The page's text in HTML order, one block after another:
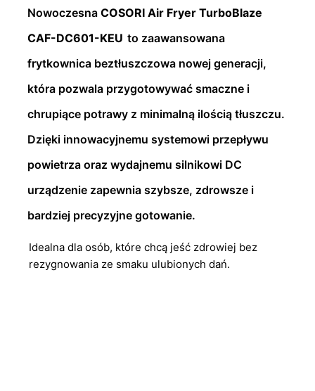
Nowoczesna COSORI Air Fryer TurboBlaze
CAF-DC601-KEU to zaawansowana
frytkownica beztłuszczowa nowej generacji,
która pozwala przygotowywać smaczne i
chrupiące potrawy z minimalną ilością tłuszczu.
Dzięki innowacyjnemu systemowi przepływu
powietrza oraz wydajnemu silnikowi DC
urządzenie zapewnia szybsze, zdrowsze i
bardziej precyzyjne gotowanie.
Idealna dla osób, które chcą jeść zdrowiej bez
rezygnowania ze smaku ulubionych dań.